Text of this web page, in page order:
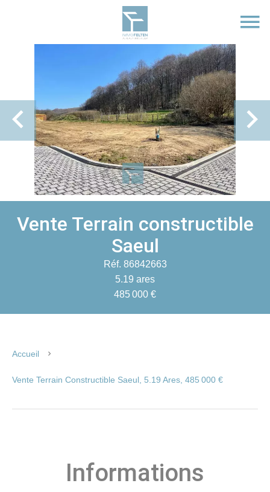
Vente Terrain constructible
Saeul
Réf. 86842663
5.19 ares
485 000 €
Accueil
Vente Terrain Constructible Saeul, 5.19 Ares, 485 000 €
Informations